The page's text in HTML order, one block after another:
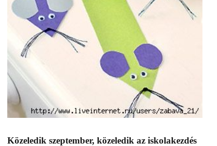
Közeledik szeptember, közeledik az iskolakezdés